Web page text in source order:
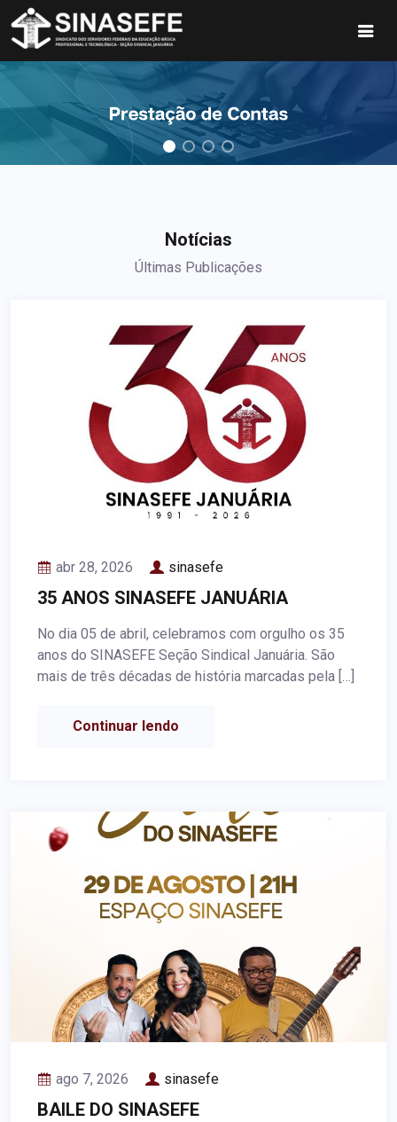
Notícias
Últimas Publicações
abr 28, 2026 sinasefe
35 ANOS SINASEFE JANUÁRIA
No dia 05 de abril, celebramos com orgulho os 35
anos do SINASEFE Seção Sindical Januária. São
mais de três décadas de história marcadas pela […]
Continuar lendo
ago 7, 2026 sinasefe
BAILE DO SINASEFE